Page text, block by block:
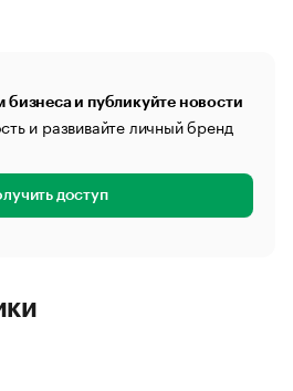
бизнеса и публикуйте новости
и развивайте личный бренд
доступ